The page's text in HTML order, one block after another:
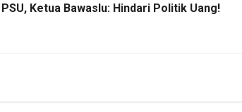
PSU, Ketua Bawaslu: Hindari Politik Uang!